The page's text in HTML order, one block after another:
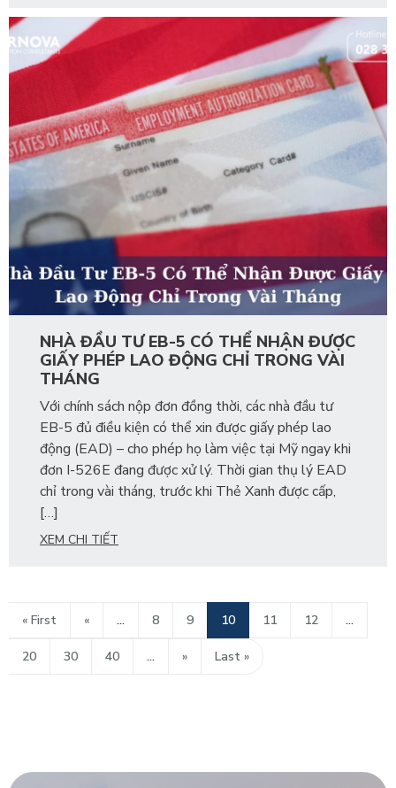
NHÀ ĐẦU TƯ EB-5 CÓ THỂ NHẬN ĐƯỢC
GIẤY PHÉP LAO ĐỘNG CHỈ TRONG VÀI
THÁNG
Với chính sách nộp đơn đồng thời, các nhà đầu tư
EB-5 đủ điều kiện có thể xin được giấy phép lao
động (EAD) – cho phép họ làm việc tại Mỹ ngay khi
đơn I-526E đang được xử lý. Thời gian thụ lý EAD
chỉ trong vài tháng, trước khi Thẻ Xanh được cấp,
[…]
XEM CHI TIẾT
« First « ... 8 9 10 11 12 ...
20 30 40 ... » Last »